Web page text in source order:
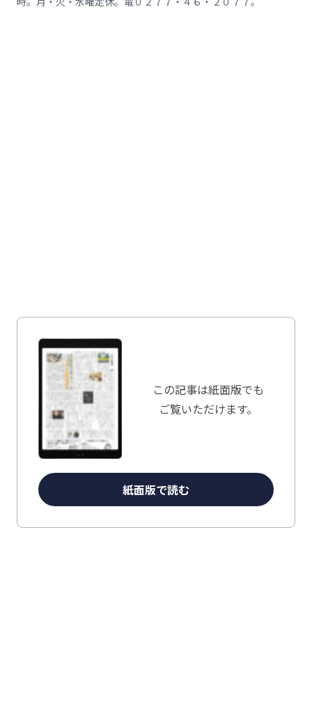
この記事は紙面版でも
ご覧いただけます。
紙面版で読む